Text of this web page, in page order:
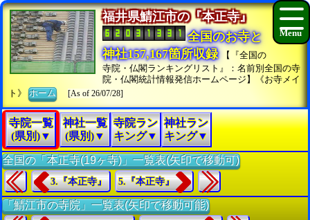
福井県鯖江市の『本正寺』
全国のお寺と
神社157,167箇所収録
【『全国の
寺院・仏閣ランキングリスト』：名前別全国の寺
院・仏閣統計情報発信ホームページ】《お寺メイ
ト》ホーム [As of 26/07/28]
寺院一覧
(県別)▼
神社一覧
(県別)▼
寺院ラン
キング▼
神社ラン
キング▼
全国の「本正寺(19ヶ寺)」一覧表(矢印で移動可)
3.『本正寺』 5.『本正寺』
「鯖江市の寺院」一覧表(矢印で移動可能)